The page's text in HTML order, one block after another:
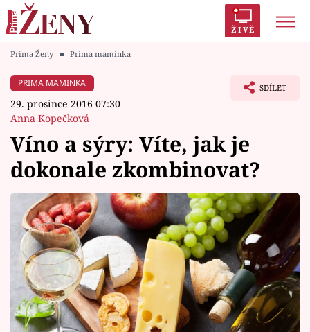
ŽIVĚ
Módní alarm
Zrádci
Témata
Celebrity
Vztahy
Seriály
Horoskopy
Prima Ženy ■ Prima maminka
PRIMA MAMINKA
29. prosince 2016 07:30
Anna Kopečková
SDÍLET
Víno a sýry: Víte, jak je
dokonale zkombinovat?